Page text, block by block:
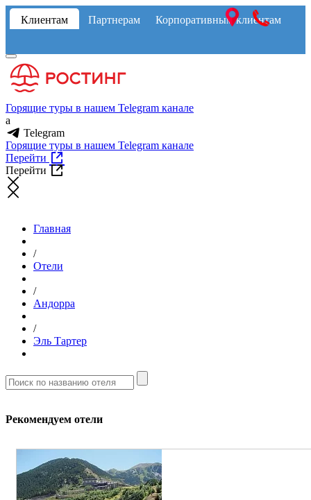
Клиентам Партнерам Корпоративным клиентам
Горящие туры в нашем Telegram канале
a
Telegram
Горящие туры в нашем Telegram канале
Перейти
Перейти
Главная
/
Отели
/
Андорра
/
Эль Тартер
Рекомендуем отели